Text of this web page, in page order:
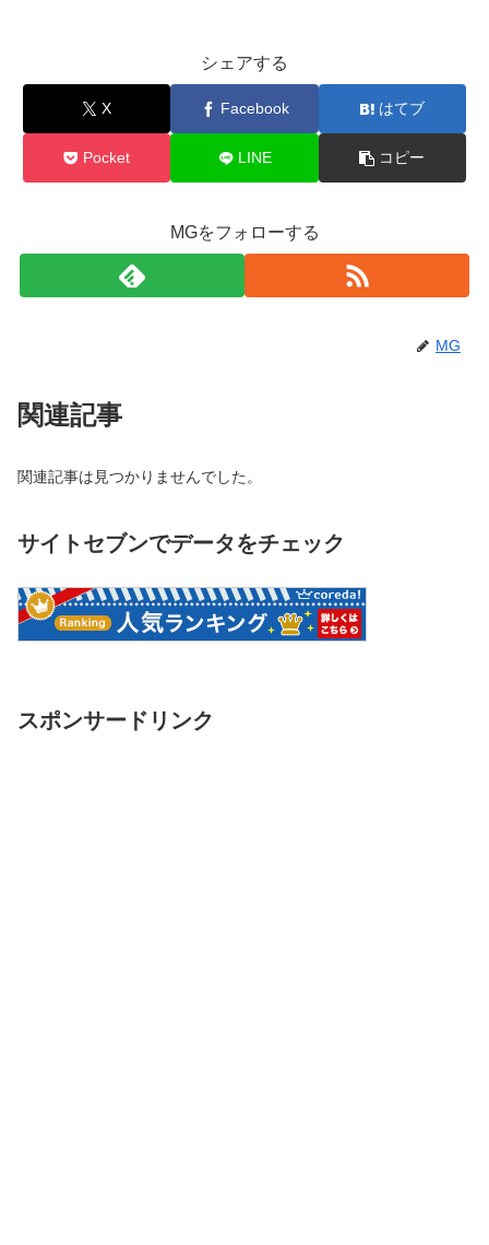
シェアする
X Facebook はてブ
Pocket LINE コピー
MGをフォローする
MG
関連記事
関連記事は見つかりませんでした。
サイトセブンでデータをチェック
スポンサードリンク